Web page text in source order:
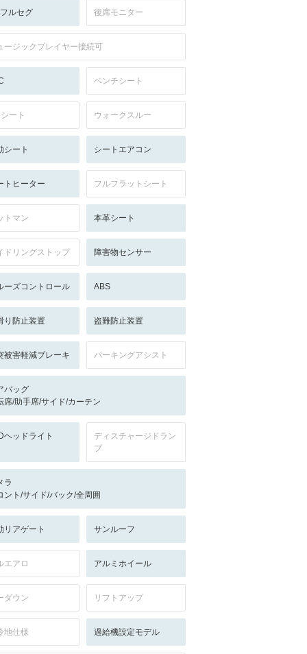
ルセグ 後席モニター
ージックプレイヤー接続可
ベンチシート
ート ウォークスルー
シート シートエアコン
トヒーター フルフラットシート
トマン 本革シート
ドリングストップ 障害物センサー
ーズコントロール ABS
り防止装置 盗難防止装置
被害軽減ブレーキ パーキングアシスト
バッグ
席/助手席/サイド/カーテン
ヘッドライト
ディスチャージドラン
プ
ラ
ント/サイド/バック/全周囲
リアゲート サンルーフ
エアロ アルミホイール
ダウン リフトアップ
地仕様 過給機設定モデル